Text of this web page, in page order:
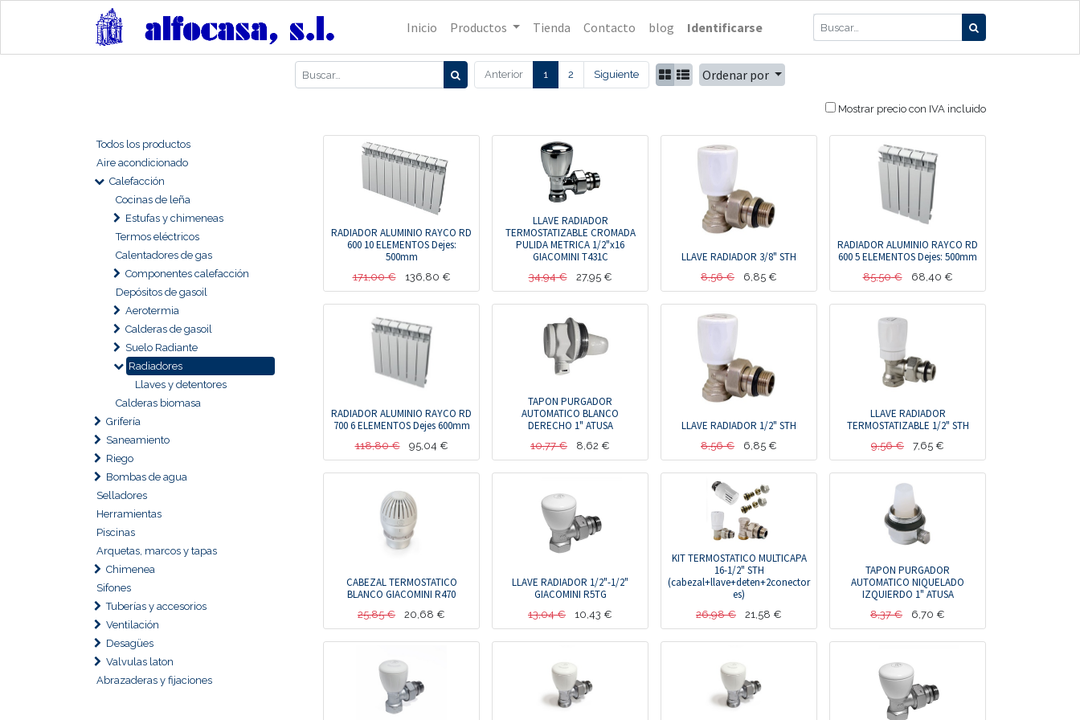
Inicio Productos Tienda Contacto blog Identificarse
Anterior 1 2 Siguiente Ordenar por
Mostrar precio con IVA incluido
Todos los productos
Aire acondicionado
Calefacción
Cocinas de leña
Estufas y chimeneas
Termos eléctricos
Calentadores de gas
Componentes calefacción
Depósitos de gasoil
Aerotermia
Calderas de gasoil
Suelo Radiante
Radiadores
Llaves y detentores
Calderas biomasa
Grifería
Saneamiento
Riego
Bombas de agua
Selladores
Herramientas
Piscinas
Arquetas, marcos y tapas
Chimenea
Sifones
Tuberías y accesorios
Ventilación
Desagües
Valvulas laton
Abrazaderas y fijaciones
RADIADOR ALUMINIO RAYCO RD
600 10 ELEMENTOS Dejes:
500mm
171,00€ 136,80 €
LLAVE RADIADOR
TERMOSTATIZABLE CROMADA
PULIDA METRICA 1/2"x16
GIACOMINI T431C
34,94€ 27,95€
LLAVE RADIADOR 3/8" STH
8,56€ 6,85 €
RADIADOR ALUMINIO RAYCO RD
600 5 ELEMENTOS Dejes: 500mm
85,50€ 68,40 €
RADIADOR ALUMINIO RAYCO RD
700 6 ELEMENTOS Dejes 600mm
118,80€ 95,04 €
TAPON PURGADOR
AUTOMATICO BLANCO
DERECHO 1" ATUSA
10,77€ 8,62 €
LLAVE RADIADOR 1/2" STH
8,56€ 6,85 €
LLAVE RADIADOR
TERMOSTATIZABLE 1/2" STH
9,56€ 7,65 €
CABEZAL TERMOSTATICO
BLANCO GIACOMINI R470
25,85€ 20,68 €
LLAVE RADIADOR 1/2"-1/2"
GIACOMINI R5TG
13,04€ 10,43 €
KIT TERMOSTATICO MULTICAPA
16-1/2" STH
(cabezal+llave+deten+2conector
es)
26,98€ 21,58 €
TAPON PURGADOR
AUTOMATICO NIQUELADO
IZQUIERDO 1" ATUSA
8,37€ 6,70 €